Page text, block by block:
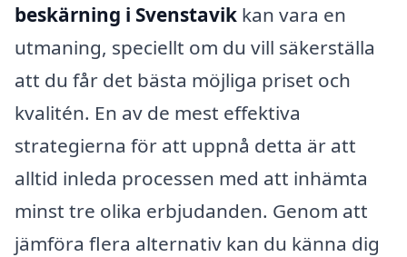
beskärning i Svenstavik kan vara en
utmaning, speciellt om du vill säkerställa
att du får det bästa möjliga priset och
kvalitén. En av de mest effektiva
strategierna för att uppnå detta är att
alltid inleda processen med att inhämta
minst tre olika erbjudanden. Genom att
jämföra flera alternativ kan du känna dig